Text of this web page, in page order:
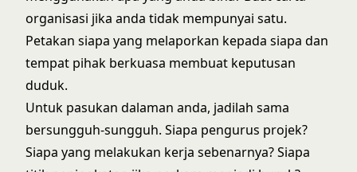
organisasi jika anda tidak mempunyai satu.
Petakan siapa yang melaporkan kepada siapa dan
tempat pihak berkuasa membuat keputusan
duduk.
Untuk pasukan dalaman anda, jadilah sama
bersungguh-sungguh. Siapa pengurus projek?
Siapa yang melakukan kerja sebenarnya? Siapa